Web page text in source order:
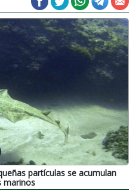
partículas se acumulan
marinos